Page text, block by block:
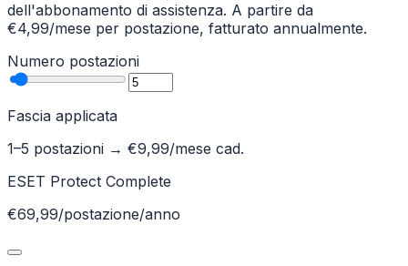
dell'abbonamento di assistenza. A partire da
€4,99/mese per postazione, fatturato annualmente.
Numero postazioni
Fascia applicata
1–5 postazioni → €9,99/mese cad.
ESET Protect Complete
€69,99/postazione/anno